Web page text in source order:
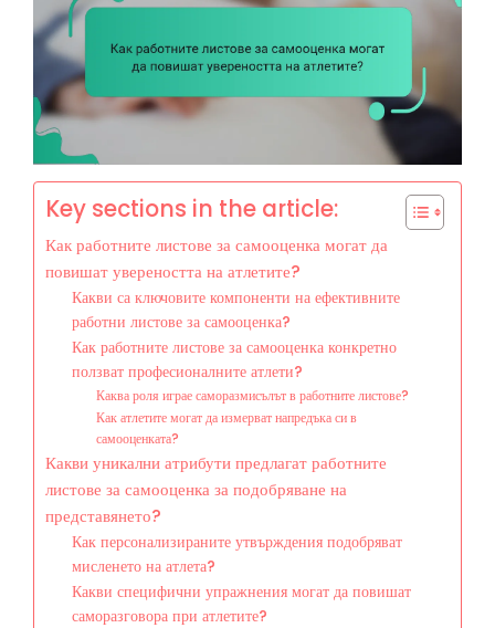
Key sections in the article:
Как работните листове за самооценка могат да
повишат увереността на атлетите?
Какви са ключовите компоненти на ефективните
работни листове за самооценка?
Как работните листове за самооценка конкретно
ползват професионалните атлети?
Каква роля играе саморазмисълът в работните листове?
Как атлетите могат да измерват напредъка си в
самооценката?
Какви уникални атрибути предлагат работните
листове за самооценка за подобряване на
представянето?
Как персонализираните утвърждения подобряват
мисленето на атлета?
Какви специфични упражнения могат да повишат
саморазговора при атлетите?